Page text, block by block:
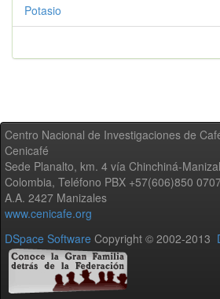
Potasio
Centro Nacional de Investigaciones de
Cenicafé
Sede Planalto, km. 4 vía Chinchiná-
Colombia, Teléfono PBX +57(606)850
A.A. 2427 Manizales
www.cenicafe.org
DSpace Software Copyright © 2002-2013